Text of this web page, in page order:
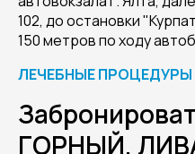
102, до остановки
150 метров по ходу
ЛЕЧЕБНЫЕ ПРОЦЕДУРЫ
ГОРНЫЙ,